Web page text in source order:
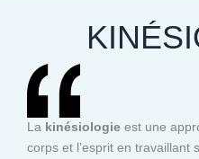
La kinésiologie est une
corps et l’esprit en travaillant